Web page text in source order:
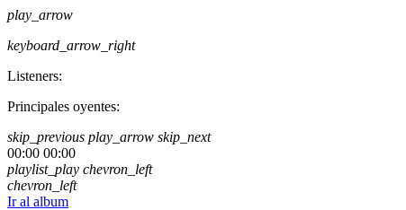
play_arrow
keyboard_arrow_right
Listeners:
Principales oyentes:
skip_previous play_arrow skip_next
00:00 00:00
playlist_play chevron_left
chevron_left
Ir al album